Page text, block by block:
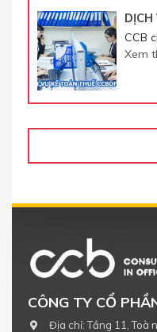
CCB
Xem
CÔNG TY CỔ
Địa chỉ:Tầng 11, Toà